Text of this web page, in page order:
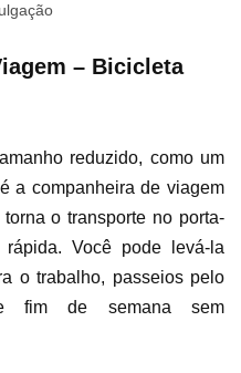
– Bicicleta
reduzido, como um
a companheira de viagem
o transporte no porta-
Você pode levá-la
o trabalho, passeios pelo
fim de semana sem